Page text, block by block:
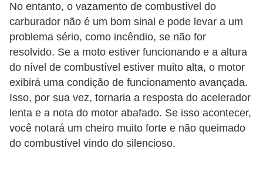
No entanto, o vazamento de combustível do
carburador não é um bom sinal e pode levar a um
problema sério, como incêndio, se não for
resolvido. Se a moto estiver funcionando e a altura
do nível de combustível estiver muito alta, o motor
exibirá uma condição de funcionamento avançada.
Isso, por sua vez, tornaria a resposta do acelerador
lenta e a nota do motor abafado. Se isso acontecer,
você notará um cheiro muito forte e não queimado
do combustível vindo do silencioso.
g
u
r
a
n
ç
a
e